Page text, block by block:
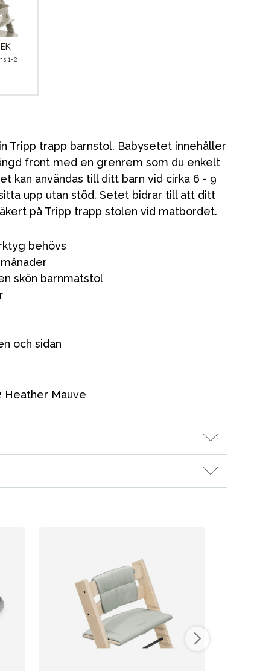
1-2
Tripp trapp barnstol. Babysetet innehåller
front med en grenrem som du enkelt
kan användas till ditt barn vid cirka 6 - 9
upp utan stöd. Setet bidrar till att ditt
på Tripp trapp stolen vid matbordet.
behövs
skön barnmatstol
och sidan
Heather Mauve
Kampanjer
Varumärken
butik